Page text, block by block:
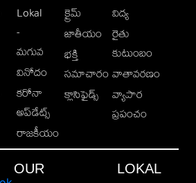
Lokal
-
మగువ
వినోదం
కరోనా
అప్‌డేట్స్
రాజకీయం
క్రైమ్
జాతీయం
భక్తి
సమాచారం
క్లాసిఫైడ్స్
విద్య
రైతు
కుటుంబం
వాతావరణం
వ్యాపార
ప్రపంచం
OUR
LOKAL